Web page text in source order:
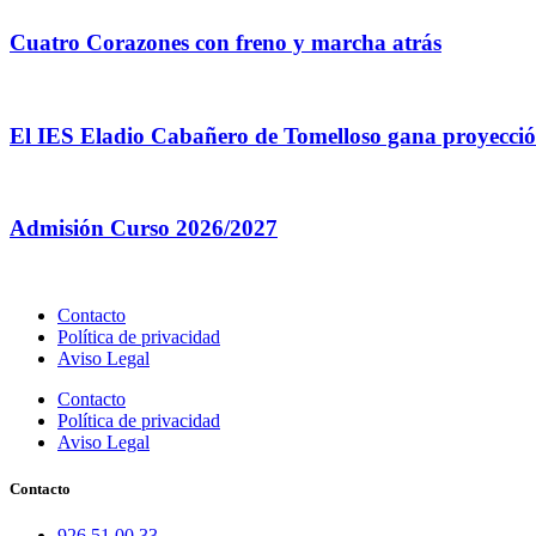
Cuatro Corazones con freno y marcha atrás
El IES Eladio Cabañero de Tomelloso gana
Admisión Curso 2026/2027
Contacto
Política de privacidad
Aviso Legal
Contacto
Política de privacidad
Aviso Legal
Contacto